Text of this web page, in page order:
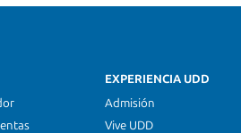
EXPERIENCIA UDD
Admisión
Vive UDD